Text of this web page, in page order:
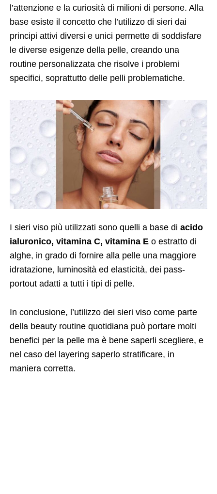
l’attenzione e la curiosità di milioni di persone. Alla
base esiste il concetto che l’utilizzo di sieri dai
principi attivi diversi e unici permette di soddisfare
le diverse esigenze della pelle, creando una
routine personalizzata che risolve i problemi
specifici, soprattutto delle pelli problematiche.
I sieri viso più utilizzati sono quelli a base di acido
ialuronico, vitamina C, vitamina E o estratto di
alghe, in grado di fornire alla pelle una maggiore
idratazione, luminosità ed elasticità, dei pass-
portout adatti a tutti i tipi di pelle.
In conclusione, l’utilizzo dei sieri viso come parte
della beauty routine quotidiana può portare molti
benefici per la pelle ma è bene saperli scegliere, e
nel caso del layering saperlo stratificare, in
maniera corretta.